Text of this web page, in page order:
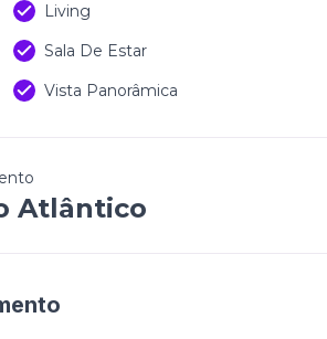
Living
Sala De Estar
Vista Panorâmica
Atlântico